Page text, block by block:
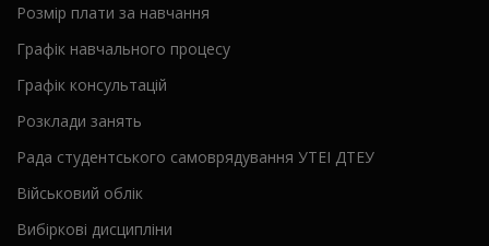
Розмір плати за навчання
Графік навчального процесу
Графік консультацій
Розклади занять
Рада студентського самоврядування УТЕІ ДТЕУ
Військовий облік
Вибіркові дисципліни